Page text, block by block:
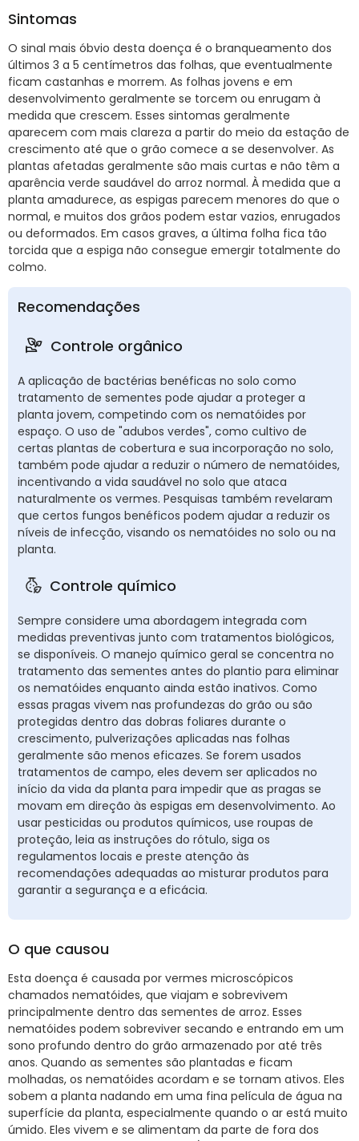
Sintomas
O sinal mais óbvio desta doença é o branqueamento dos
últimos 3 a 5 centímetros das folhas, que eventualmente
ficam castanhas e morrem. As folhas jovens e em
desenvolvimento geralmente se torcem ou enrugam à
medida que crescem. Esses sintomas geralmente
aparecem com mais clareza a partir do meio da estação de
crescimento até que o grão comece a se desenvolver. As
plantas afetadas geralmente são mais curtas e não têm a
aparência verde saudável do arroz normal. À medida que a
planta amadurece, as espigas parecem menores do que o
normal, e muitos dos grãos podem estar vazios, enrugados
ou deformados. Em casos graves, a última folha fica tão
torcida que a espiga não consegue emergir totalmente do
colmo.
Recomendações
Controle orgânico
A aplicação de bactérias benéficas no solo como
tratamento de sementes pode ajudar a proteger a
planta jovem, competindo com os nematóides por
espaço. O uso de "adubos verdes", como cultivo de
certas plantas de cobertura e sua incorporação no solo,
também pode ajudar a reduzir o número de nematóides,
incentivando a vida saudável no solo que ataca
naturalmente os vermes. Pesquisas também revelaram
que certos fungos benéficos podem ajudar a reduzir os
níveis de infecção, visando os nematóides no solo ou na
planta.
Controle químico
Sempre considere uma abordagem integrada com
medidas preventivas junto com tratamentos biológicos,
se disponíveis. O manejo químico geral se concentra no
tratamento das sementes antes do plantio para eliminar
os nematóides enquanto ainda estão inativos. Como
essas pragas vivem nas profundezas do grão ou são
protegidas dentro das dobras foliares durante o
crescimento, pulverizações aplicadas nas folhas
geralmente são menos eficazes. Se forem usados
tratamentos de campo, eles devem ser aplicados no
início da vida da planta para impedir que as pragas se
movam em direção às espigas em desenvolvimento. Ao
usar pesticidas ou produtos químicos, use roupas de
proteção, leia as instruções do rótulo, siga os
regulamentos locais e preste atenção às
recomendações adequadas ao misturar produtos para
garantir a segurança e a eficácia.
O que causou
Esta doença é causada por vermes microscópicos
chamados nematóides, que viajam e sobrevivem
principalmente dentro das sementes de arroz. Esses
nematóides podem sobreviver secando e entrando em um
sono profundo dentro do grão armazenado por até três
anos. Quando as sementes são plantadas e ficam
molhadas, os nematóides acordam e se tornam ativos. Eles
sobem a planta nadando em uma fina película de água na
superfície da planta, especialmente quando o ar está muito
úmido. Eles vivem e se alimentam da parte de fora dos